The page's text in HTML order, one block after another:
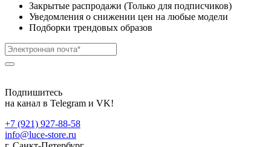
Закрытые распродажи (Только для подписчиков)
Уведомления о снижении цен на любые модели
Подборки трендовых образов
Подпишитесь
на канал в Telegram и VK!
+7 (921) 927-88-58
info@luce-store.ru